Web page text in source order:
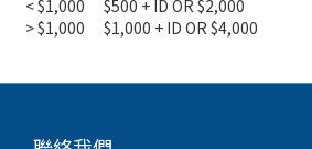
< $1,000
$500 + ID OR $2,000
> $1,000 $1,000 + ID OR $4,000